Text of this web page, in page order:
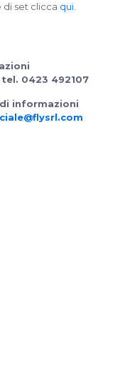
di set clicca qui
tel. 0423 492107
informazioni